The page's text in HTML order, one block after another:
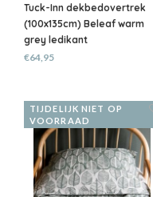
Tuck-Inn dekbedovertrek
(100x135cm) Beleaf warm
grey ledikant
€64,95
TIJDELIJK NIET OP
VOORRAAD